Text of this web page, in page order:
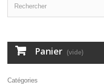
Panier (vide)
Catégories